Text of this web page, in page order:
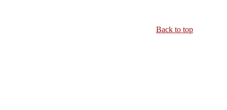
Back to top